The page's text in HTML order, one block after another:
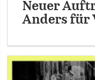
Neuer
Anders für